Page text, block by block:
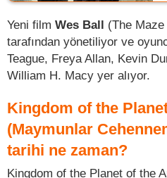
Yeni film Wes Ball (The
tarafından yönetiliyor ve
Teague, Freya Allan, Kevin
William H. Macy yer alıyor.
Kingdom of the
(Maymunlar
tarihi ne zaman?
Kingdom of the Planet of the